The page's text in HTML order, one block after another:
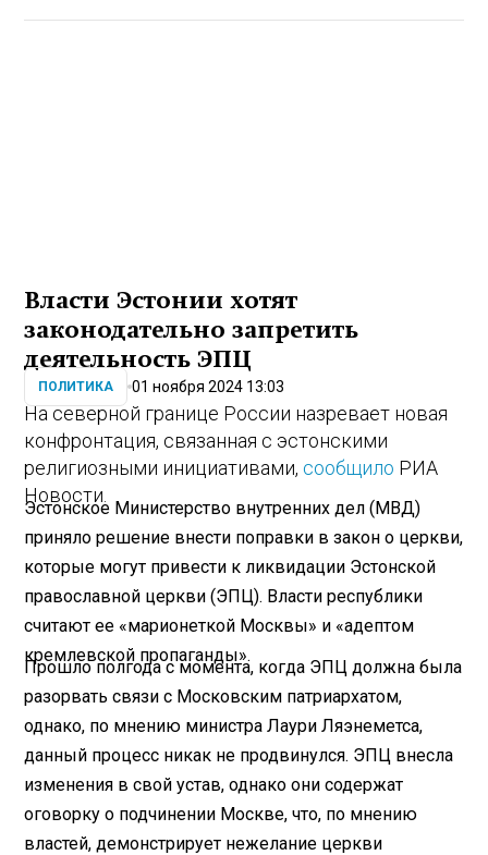
Власти Эстонии хотят
законодательно запретить
деятельность ЭПЦ
ПОЛИТИКА 01 ноября 2024 13:03
На северной границе России назревает новая
конфронтация, связанная с эстонскими
религиозными инициативами, сообщило РИА
Новости.
Эстонское Министерство внутренних дел (МВД)
приняло решение внести поправки в закон о церкви,
которые могут привести к ликвидации Эстонской
православной церкви (ЭПЦ). Власти республики
считают ее «марионеткой Москвы» и «адептом
кремлевской пропаганды».
Прошло полгода с момента, когда ЭПЦ должна была
разорвать связи с Московским патриархатом,
однако, по мнению министра Лаури Ляэнеметса,
данный процесс никак не продвинулся. ЭПЦ внесла
изменения в свой устав, однако они содержат
оговорку о подчинении Москве, что, по мнению
властей, демонстрирует нежелание церкви